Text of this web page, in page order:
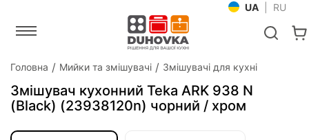
UA RU
Головна Мийки та змішувачі Змішувачі для кухні
Змішувач кухонний Teka ARK 938 N
(Black) (23938120n) чорний / хром